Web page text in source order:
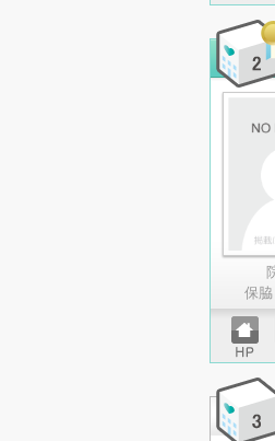
ホーム
ページ
保
ホーム
ページ